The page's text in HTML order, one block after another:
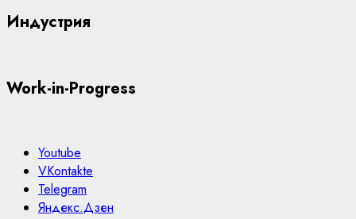
Индустрия
Work-in-Progress
Youtube
VKontakte
Telegram
Яндекс.Дзен